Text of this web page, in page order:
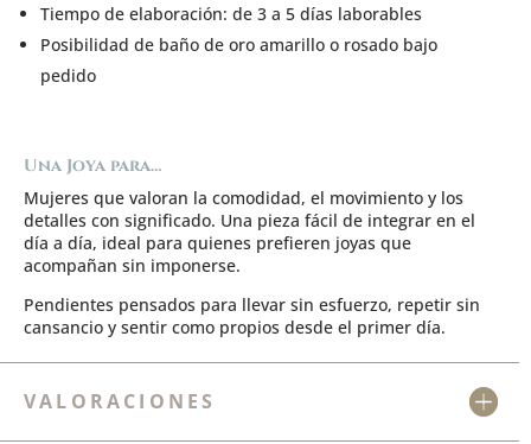
Tiempo de elaboración: de 3 a 5 días laborables
Posibilidad de baño de oro amarillo o rosado bajo
pedido
Una Joya para…
Mujeres que valoran la comodidad, el movimiento y los
detalles con significado. Una pieza fácil de integrar en el
día a día, ideal para quienes prefieren joyas que
acompañan sin imponerse.
Pendientes pensados para llevar sin esfuerzo, repetir sin
cansancio y sentir como propios desde el primer día.
VALORACIONES